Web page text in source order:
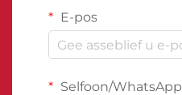
E-pos
Selfoon/WhatsApp